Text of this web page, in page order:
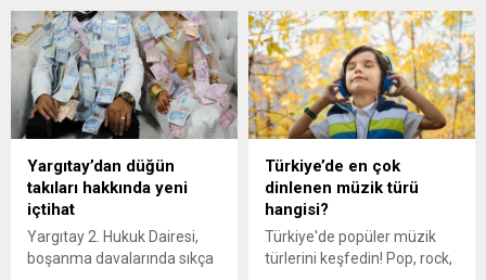
başlandı. Eğlenceli etkinlik
alanlarının oluşturulduğu
meydanda vatandaşlar yeni
yıl coşkusunu 12 Aralık 1
Ocak tarihleri arasında
doyasıya yaşayacak.
Osmangazi Belediyesi,
Bursalıların yeni yıl
coşkusunu daha keyifli
yaşayabilmesi için
Osmangazi Meydanı’nda
kurduğu ‘Yeni Yıl...
toplantısına, Şam'dan
çevrim içi katıldı. BİRLEŞMİŞ
MİLLETLER (BM) AÇIKLADI
Suriye'deki gelişmelerle ilgili
güncel ...
Yargıtay’dan düğün
takıları hakkında yeni
içtihat
Yargıtay 2. Hukuk Dairesi,
boşanma davalarında sıkça
Türkiye’de en çok
dinlenen müzik türü
hangisi?
Türkiye'de popüler müzik
türlerini keşfedin! Pop, rock,